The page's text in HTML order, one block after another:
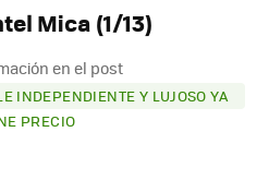
Mica (1/13)
en el post
INDEPENDIENTE Y LUJOSO YA
PRECIO